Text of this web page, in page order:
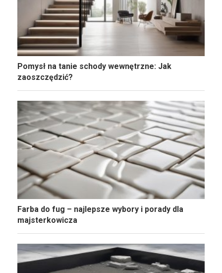
Pomysł na tanie schody wewnętrzne: Jak
zaoszczędzić?
Farba do fug – najlepsze wybory i porady dla
majsterkowicza